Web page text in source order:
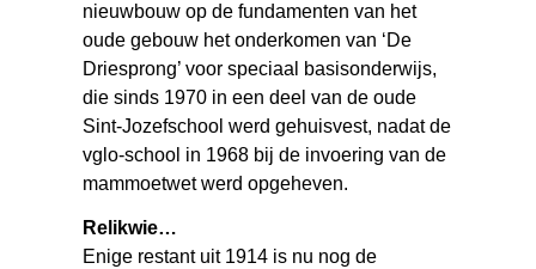
nieuwbouw op de fundamenten van het
oude gebouw het onderkomen van ‘De
Driesprong’ voor speciaal basisonderwijs,
die sinds 1970 in een deel van de oude
Sint-Jozefschool werd gehuisvest, nadat de
vglo-school in 1968 bij de invoering van de
mammoetwet werd opgeheven.
Relikwie…
Enige restant uit 1914 is nu nog de